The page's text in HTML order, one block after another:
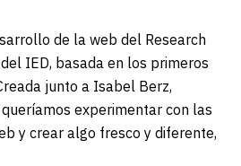
de la web del Research
IED, basada en los primeros
junto a Isabel Berz,
experimentar con las
y crear algo fresco y diferente,